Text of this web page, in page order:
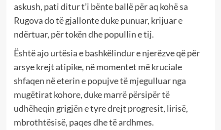
askush, pati ditur t’i bënte ballë për aq kohë sa
Rugova do të gjallonte duke punuar, krijuar e
ndërtuar, për tokën dhe popullin e tij.
Është ajo urtësia e bashkëlindur e njerëzve që për
arsye krejt atipike, në momentet më kruciale
shfaqen në eterin e popujve të mjegulluar nga
mugëtirat kohore, duke marrë përsipër të
udhëheqin grigjën e tyre drejt progresit, lirisë,
mbrothtësisë, paqes dhe të ardhmes.